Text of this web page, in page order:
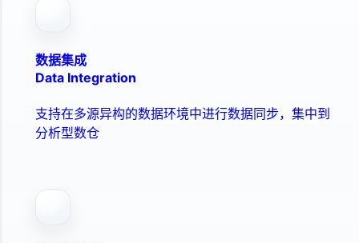
数据集成
Data Integration
支持在多源异构的数据环境中进行数据同步，集中到
分析型数仓